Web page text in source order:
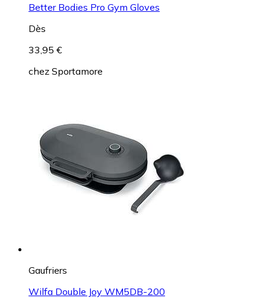
Better Bodies Pro Gym Gloves
Dès
33,95 €
chez Sportamore
Gaufriers
Wilfa Double Joy WM5DB-200